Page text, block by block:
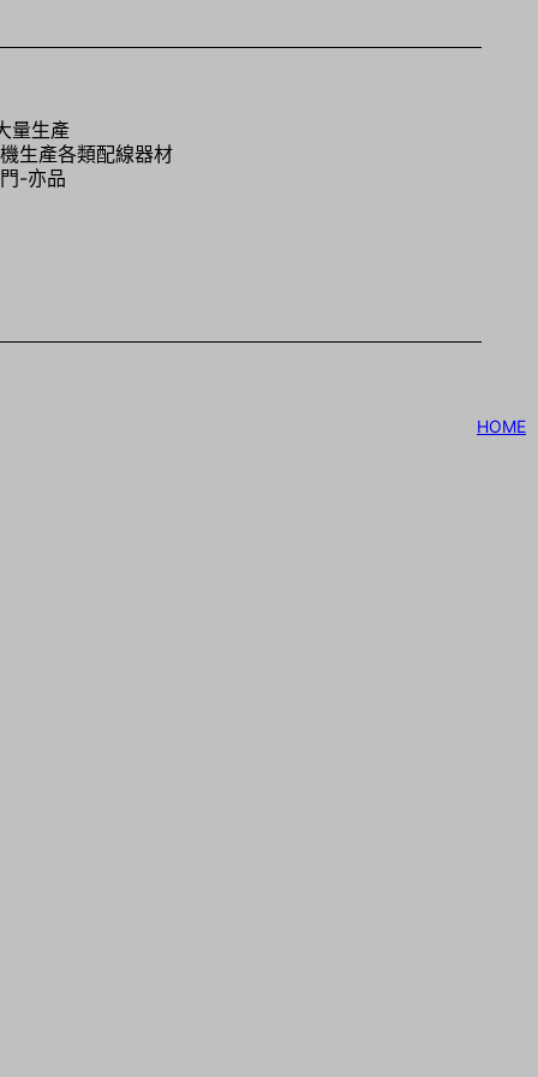
量生產
生產各類配線器材
-亦品
HOME